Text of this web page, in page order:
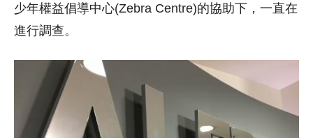
少年權益倡導中心(Zebra Centre)的協助下，一直在
進行調查。